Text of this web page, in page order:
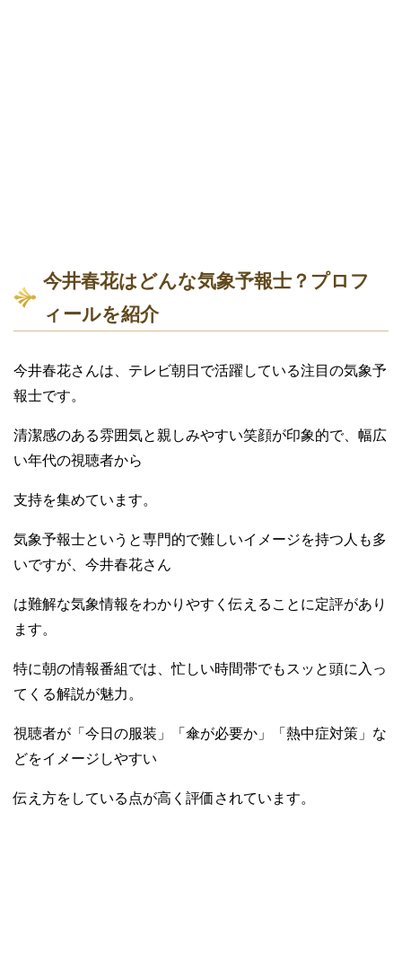
今井春花はどんな気象予報士？プロフ
ィールを紹介
今井春花さんは、テレビ朝日で活躍している注目の気象予
報士です。
清潔感のある雰囲気と親しみやすい笑顔が印象的で、幅広
い年代の視聴者から
支持を集めています。
気象予報士というと専門的で難しいイメージを持つ人も多
いですが、今井春花さん
は難解な気象情報をわかりやすく伝えることに定評があり
ます。
特に朝の情報番組では、忙しい時間帯でもスッと頭に入っ
てくる解説が魅力。
視聴者が「今日の服装」「傘が必要か」「熱中症対策」な
どをイメージしやすい
伝え方をしている点が高く評価されています。